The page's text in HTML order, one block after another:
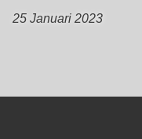
25 Januari 2023